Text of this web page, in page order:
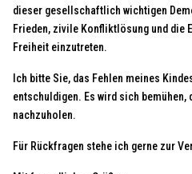
dieser gesellschaftlich wichtigen
Frieden, zivile Konfliktlösung und die
Freiheit einzutreten.
Ich bitte Sie, das Fehlen meines
entschuldigen. Es wird sich
nachzuholen.
Für Rückfragen stehe ich gerne zur